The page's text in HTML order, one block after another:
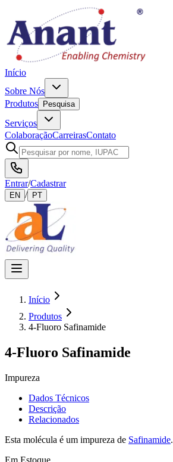
Início
Sobre Nós
Produtos
Pesquisa
Serviços
ColaboraçãoCarreirasContato
Entrar/Cadastrar
EN / PT
Início
Produtos
4-Fluoro Safinamide
4-Fluoro Safinamide
Impureza
Dados Técnicos
Descrição
Relacionados
Esta molécula é um impureza de Safinamide.
Em Estoque